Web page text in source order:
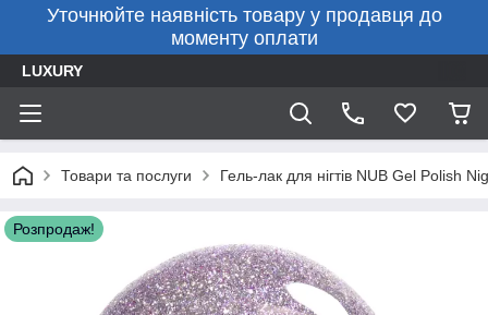
Уточнюйте наявність товару у продавця до
моменту оплати
LUXURY
Товари та послуги Гель-лак для нігтів NUB Gel Polish
Розпродаж!